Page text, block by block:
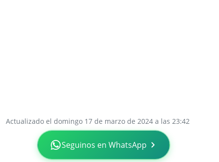
Actualizado el domingo 17 de marzo de 2024 a las 23:42
Seguinos en WhatsApp